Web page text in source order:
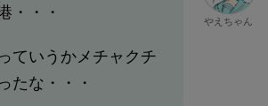
・・・
ていうかメチャクチ
たな・・・
やえちゃん